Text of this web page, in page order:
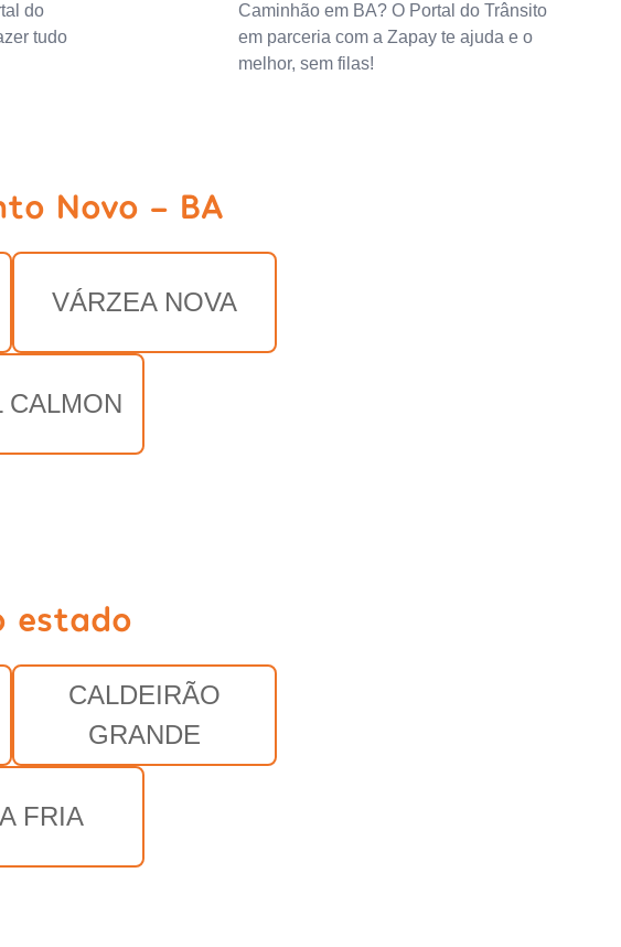
do
tudo
Caminhão em BA? O Portal do Trânsito
em parceria com a Zapay te ajuda e o
melhor, sem filas!
Novo - BA
VÁRZEA NOVA
CALMON
estado
CALDEIRÃO
GRANDE
FRIA